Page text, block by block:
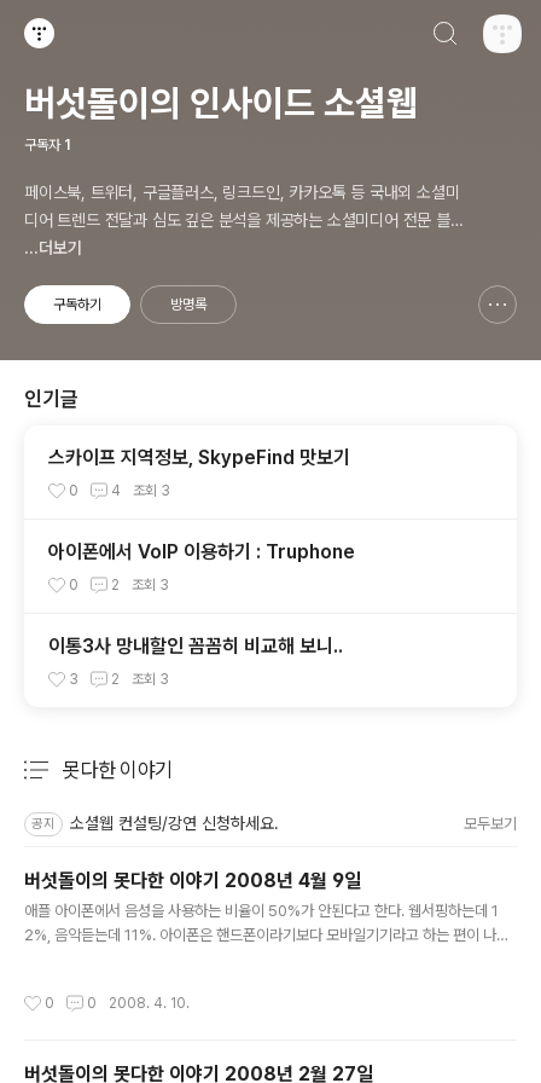
버섯돌이의 인사이드 소셜웹
구독자 1
페이스북, 트위터, 구글플러스, 링크드인, 카카오톡 등 국내외 소셜미
디어 트렌드 전달과 심도 깊은 분석을 제공하는 소셜미디어 전문 블로
그입니다. 오프라인에서 진행하고 있는 소셜미디어 강의 내용도 함께
...더보기
구독하기 방명록
인기글
스카이프 지역정보, SkypeFind 맛보기
0 4 조회 3
아이폰에서 VoIP 이용하기 : Truphone
0 2 조회 3
이통3사 망내할인 꼼꼼히 비교해 보니..
3 2 조회 3
못다한 이야기
공지 소셜웹 컨설팅/강연 신청하세요. 모두보기
버섯돌이의 못다한 이야기 2008년 4월 9일
애플 아이폰에서 음성을 사용하는 비율이 50%가 안된다고 한다. 웹서핑하는데 1
2%, 음악듣는데 11%. 아이폰은 핸드폰이라기보다 모바일기기라고 하는 편이 나을
VoIPReview을 참고하시길..블로그 형식으로 운영되는데, 현재 제공하는 서비스와
0 0 2008. 4. 10.
버섯돌이의 못다한 이야기 2008년 2월 27일